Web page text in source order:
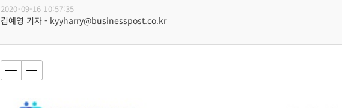
2020-09-16 10:57:35
김예영 기자 - kyyharry@businesspost.co.kr